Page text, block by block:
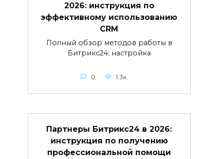
2026: инструкция по
эффективному использованию
CRM
Полный обзор методов работы в
Битрикс24: настройка
0 1.3к.
Партнеры Битрикс24 в 2026:
инструкция по получению
профессиональной помощи